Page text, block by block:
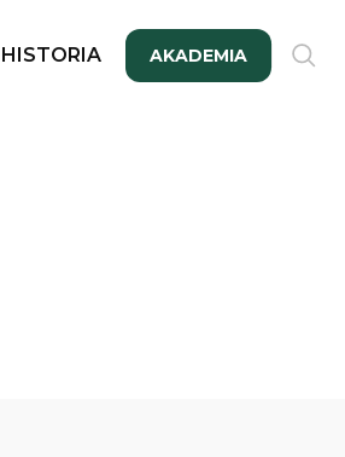
HISTORIA AKADEMIA